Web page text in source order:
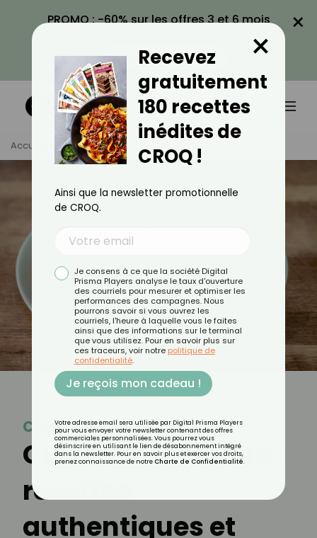
PROMO : -60% sur les offres 3 et 6 mois
VOIR LA PROMO
×
Accueil Tag Cuisine Normande
Cuisine normande
Cuisine normande :
recettes
authentiques et
Recevez
gratuitement
180 recettes
inédites de
CROQ !
×
Ainsi que la newsletter promotionnelle
de CROQ.
Je consens à ce que la société Digital
Prisma Players analyse le taux d'ouverture
des courriels pour mesurer et optimiser les
performances des campagnes. Nous
pourrons savoir si vous ouvrez les
courriels, l'heure à laquelle vous le faites
ainsi que des informations sur le terminal
que vous utilisez. Pour en savoir plus sur
ces traceurs, voir notre politique de
confidentialité.
Je reçois mon cadeau !
Votre adresse email sera utilisée par Digital Prisma Players
pour vous envoyer votre newsletter contenant des offres
commerciales personnalisées. Vous pourrez vous
désinscrire en utilisant le lien de désabonnement intégré
dans la newsletter. Pour en savoir plus et exercer vos droits,
prenez connaissance de notre Charte de Confidentialité.